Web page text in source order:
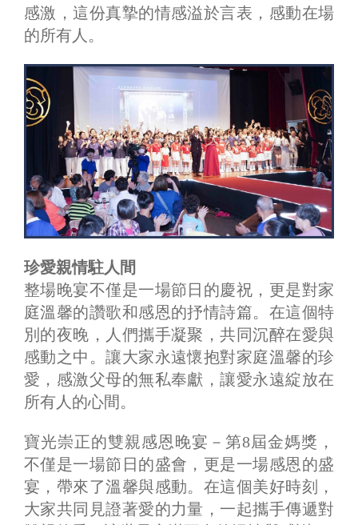
感激，這份真摯的情感溢於言表，感動在場
的所有人。
珍愛親情駐人間
整場晚宴不僅是一場節日的慶祝，更是對家
庭溫馨的讚歌和感恩的抒情詩篇。在這個特
別的夜晚，人們攜手凝聚，共同沉醉在愛與
感動之中。讓大家永遠懷抱對家庭溫馨的珍
愛，感激父母的無私奉獻，讓愛永遠綻放在
所有人的心間。
寶光崇正的雙親感恩晚宴－第8屆金媽獎，
不僅是一場節日的盛會，更是一場感恩的盛
宴，帶來了溫馨與感動。在這個美好時刻，
大家共同見證著愛的力量，一起攜手傳遞對